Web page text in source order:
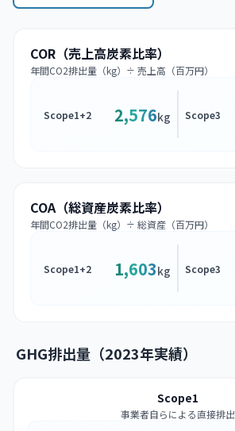
COR（売上高炭素比率）
年間CO2排出量（kg）÷ 売上高（百万円）
Scope1+2 2,576kg Scope3
COA（総資産炭素比率）
年間CO2排出量（kg）÷ 総資産（百万円）
Scope1+2 1,603kg Scope3
GHG排出量（2023年実績）
Scope1
事業者自らによる直接排出